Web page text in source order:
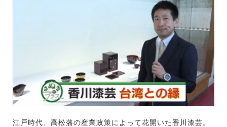
江戸時代、高松藩の産業政策によって花開いた香川漆芸。